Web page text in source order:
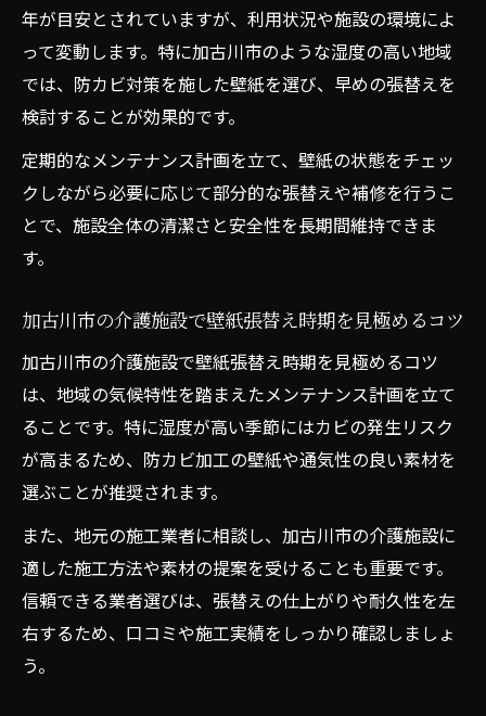
壁紙張替えと施設利用者のQOL向上の関係
壁紙の定期メンテナンスが安心につながる
施設全体の印象を左右する壁紙張替え効果
壁紙張替えで暮らしの質を高める実践例
年が目安とされていますが、利用状況や施設の環境によ
って変動します。特に加古川市のような湿度の高い地域
では、防カビ対策を施した壁紙を選び、早めの張替えを
検討することが効果的です。
定期的なメンテナンス計画を立て、壁紙の状態をチェッ
クしながら必要に応じて部分的な張替えや補修を行うこ
とで、施設全体の清潔さと安全性を長期間維持できま
す。
加古川市の介護施設で壁紙張替え時期を見極めるコツ
加古川市の介護施設で壁紙張替え時期を見極めるコツ
は、地域の気候特性を踏まえたメンテナンス計画を立て
ることです。特に湿度が高い季節にはカビの発生リスク
が高まるため、防カビ加工の壁紙や通気性の良い素材を
選ぶことが推奨されます。
また、地元の施工業者に相談し、加古川市の介護施設に
適した施工方法や素材の提案を受けることも重要です。
信頼できる業者選びは、張替えの仕上がりや耐久性を左
右するため、口コミや施工実績をしっかり確認しましょ
う。